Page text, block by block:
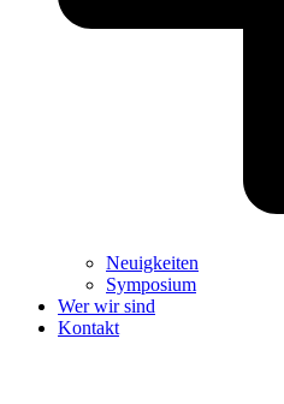
Neuigkeiten
Symposium
Wer wir sind
Kontakt